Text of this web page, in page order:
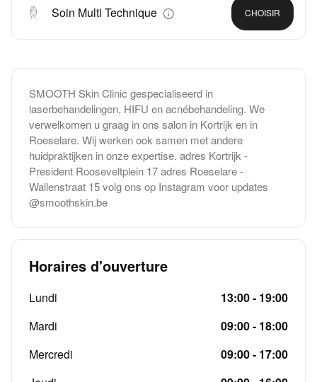
Soin Multi Technique CHOISIR
SMOOTH Skin Clinic gespecialiseerd in
laserbehandelingen, HIFU en acnébehandeling. We
verwelkomen u graag in ons salon in Kortrijk en in
Roeselare. Wij werken ook samen met andere
huidpraktijken in onze expertise. adres Kortrijk -
President Rooseveltplein 17 adres Roeselare -
Wallenstraat 15 volg ons op Instagram voor updates
@smoothskin.be
Horaires d'ouverture
Lundi
13:00 - 19:00
Mardi
09:00 - 18:00
Mercredi
09:00 - 17:00